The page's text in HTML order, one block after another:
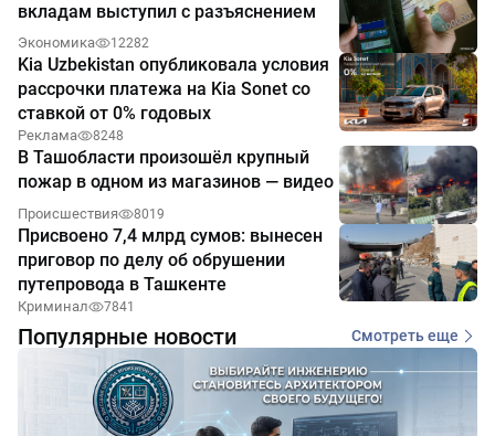
вкладам выступил с разъяснением
Экономика 12282
Kia Uzbekistan опубликовала условия
рассрочки платежа на Kia Sonet со
ставкой от 0% годовых
Реклама 8248
В Ташобласти произошёл крупный
пожар в одном из магазинов — видео
Происшествия 8019
Присвоено 7,4 млрд сумов: вынесен
приговор по делу об обрушении
путепровода в Ташкенте
Криминал 7841
Популярные новости Смотреть еще